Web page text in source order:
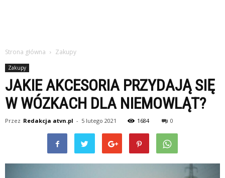
Strona główna Zakupy
Zakupy
JAKIE AKCESORIA PRZYDAJĄ SIĘ
W WÓZKACH DLA NIEMOWLĄT?
Przez Redakcja atvn.pl - 5 lutego 2021 1684 0